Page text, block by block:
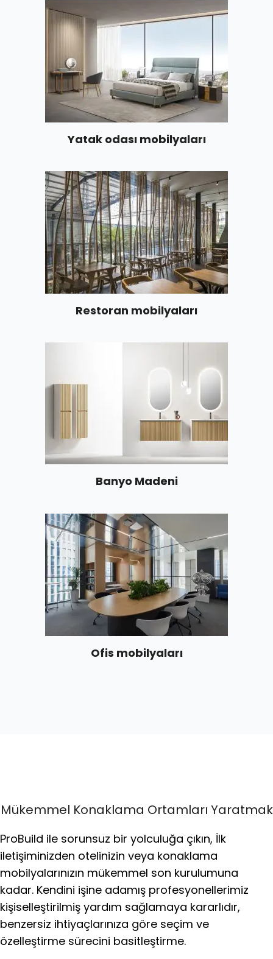
Yatak odası mobilyaları
Restoran mobilyaları
Banyo Madeni
Ofis mobilyaları
Mükemmel Konaklama Ortamları Yaratmak
ProBuild ile sorunsuz bir yolculuğa çıkın, İlk
iletişiminizden otelinizin veya konaklama
mobilyalarınızın mükemmel son kurulumuna
kadar. Kendini işine adamış profesyonellerimiz
kişiselleştirilmiş yardım sağlamaya kararlıdır,
benzersiz ihtiyaçlarınıza göre seçim ve
özelleştirme sürecini basitleştirme.